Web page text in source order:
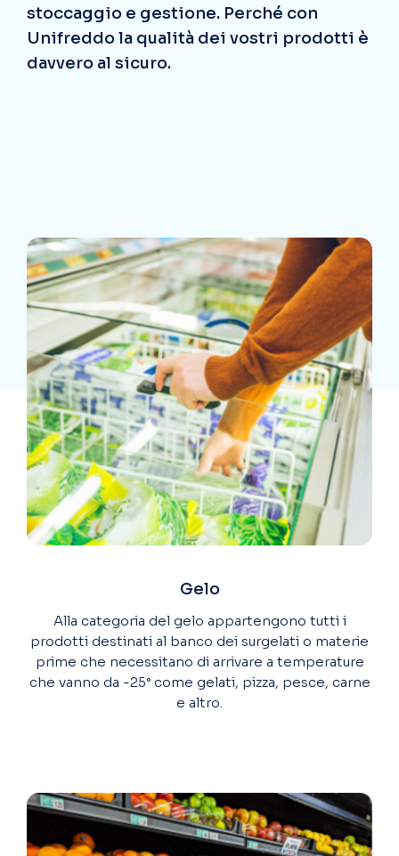
stoccaggio e gestione. Perché con
Unifreddo la qualità dei vostri prodotti è
davvero al sicuro.
Gelo
Alla categoria del gelo appartengono tutti i
prodotti destinati al banco dei surgelati o materie
prime che necessitano di arrivare a temperature
che vanno da -25° come gelati, pizza, pesce, carne
e altro.